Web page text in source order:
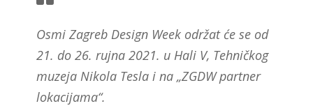
Osmi Zagreb Design Week održat će se od
21. do 26. rujna 2021. u Hali V, Tehničkog
muzeja Nikola Tesla i na „ZGDW partner
lokacijama“.